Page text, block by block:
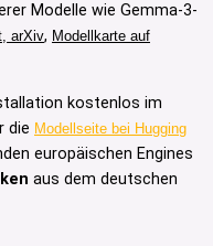
Modelle wie Gemma-3-
arXiv, Modellkarte auf
kostenlos im
die Modellseite bei Hugging
europäischen Engines
aus dem deutschen